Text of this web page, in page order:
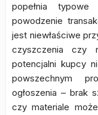
popełnia
powodzenie
jest niewłaściwe
czyszczenia czy
potencjalni kupcy
powszechnym
ogłoszenia – brak
czy materiale